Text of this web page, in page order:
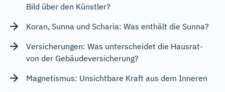
Bild über den Künstler?
Koran, Sunna und Scharia: Was enthält die Sunna?
Versicherungen: Was unterscheidet die Hausrat-
von der Gebäudeversicherung?
Magnetismus: Unsichtbare Kraft aus dem Inneren